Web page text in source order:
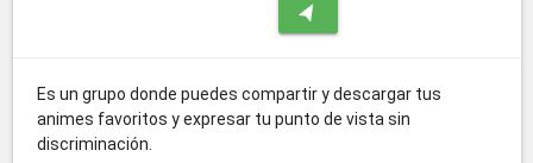
navigation
Es un grupo donde puedes compartir y descargar tus
animes favoritos y expresar tu punto de vista sin
discriminación.